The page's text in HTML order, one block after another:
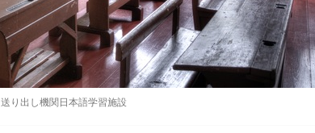
送り出し機関日本語学習施設